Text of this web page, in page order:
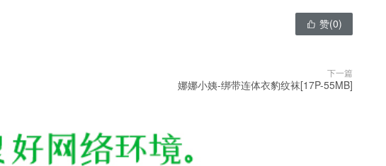
 赞(0)
下一篇
娜娜小姨-绑带连体衣豹纹袜[17P-55MB]